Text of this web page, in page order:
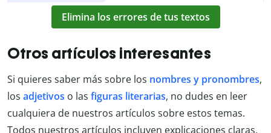
Elimina los errores de tus textos
Otros artículos interesantes
Si quieres saber más sobre los nombres y pronombres,
los adjetivos o las figuras literarias, no dudes en leer
cualquiera de nuestros artículos sobre estos temas.
Todos nuestros artículos incluyen explicaciones claras,